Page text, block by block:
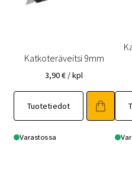
Katkoteräveitsi 9mm
3,90€ / kpl
Tuotetiedot
Varastossa